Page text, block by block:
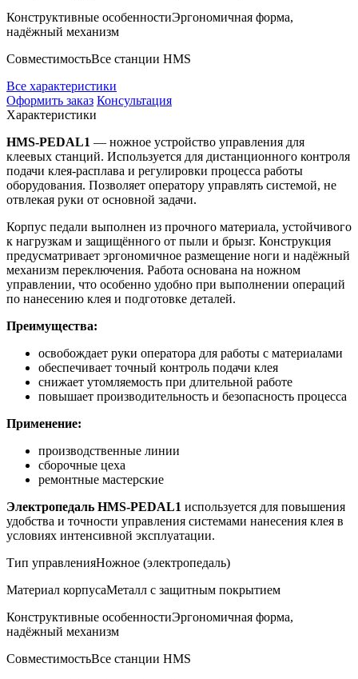
Конструктивные особенностиЭргономичная форма,
надёжный механизм
СовместимостьВсе станции HMS
Все характеристики
Оформить заказ Консультация
Характеристики
HMS-PEDAL1 — ножное устройство управления для
клеевых станций. Используется для дистанционного контроля
подачи клея-расплава и регулировки процесса работы
оборудования. Позволяет оператору управлять системой, не
отвлекая руки от основной задачи.
Корпус педали выполнен из прочного материала, устойчивого
к нагрузкам и защищённого от пыли и брызг. Конструкция
предусматривает эргономичное размещение ноги и надёжный
механизм переключения. Работа основана на ножном
управлении, что особенно удобно при выполнении операций
по нанесению клея и подготовке деталей.
Преимущества:
освобождает руки оператора для работы с материалами
обеспечивает точный контроль подачи клея
снижает утомляемость при длительной работе
повышает производительность и безопасность процесса
Применение:
производственные линии
сборочные цеха
ремонтные мастерские
Электропедаль HMS-PEDAL1 используется для повышения
удобства и точности управления системами нанесения клея в
условиях интенсивной эксплуатации.
Тип управленияНожное (электропедаль)
Материал корпусаМеталл с защитным покрытием
Конструктивные особенностиЭргономичная форма,
надёжный механизм
СовместимостьВсе станции HMS